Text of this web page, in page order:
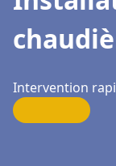
Intervention